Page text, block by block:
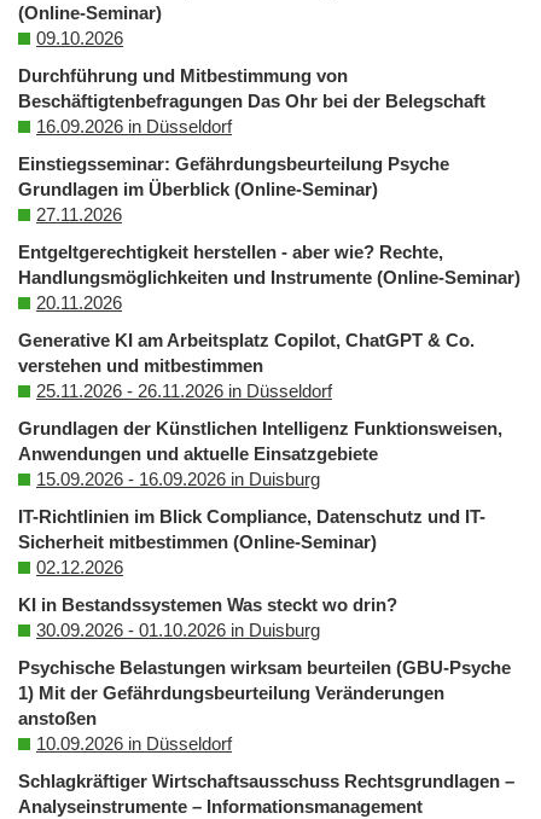
(Online-Seminar)
09.10.2026
Durchführung und Mitbestimmung von
Beschäftigtenbefragungen Das Ohr bei der Belegschaft
16.09.2026 in Düsseldorf
Einstiegsseminar: Gefährdungsbeurteilung Psyche
Grundlagen im Überblick (Online-Seminar)
27.11.2026
Entgeltgerechtigkeit herstellen - aber wie? Rechte,
Handlungsmöglichkeiten und Instrumente (Online-Seminar)
20.11.2026
Generative KI am Arbeitsplatz Copilot, ChatGPT & Co.
verstehen und mitbestimmen
25.11.2026 - 26.11.2026 in Düsseldorf
Grundlagen der Künstlichen Intelligenz Funktionsweisen,
Anwendungen und aktuelle Einsatzgebiete
15.09.2026 - 16.09.2026 in Duisburg
IT-Richtlinien im Blick Compliance, Datenschutz und IT-
Sicherheit mitbestimmen (Online-Seminar)
02.12.2026
KI in Bestandssystemen Was steckt wo drin?
30.09.2026 - 01.10.2026 in Duisburg
Psychische Belastungen wirksam beurteilen (GBU-Psyche
1) Mit der Gefährdungsbeurteilung Veränderungen
anstoßen
10.09.2026 in Düsseldorf
Schlagkräftiger Wirtschaftsausschuss Rechtsgrundlagen –
Analyseinstrumente – Informationsmanagement